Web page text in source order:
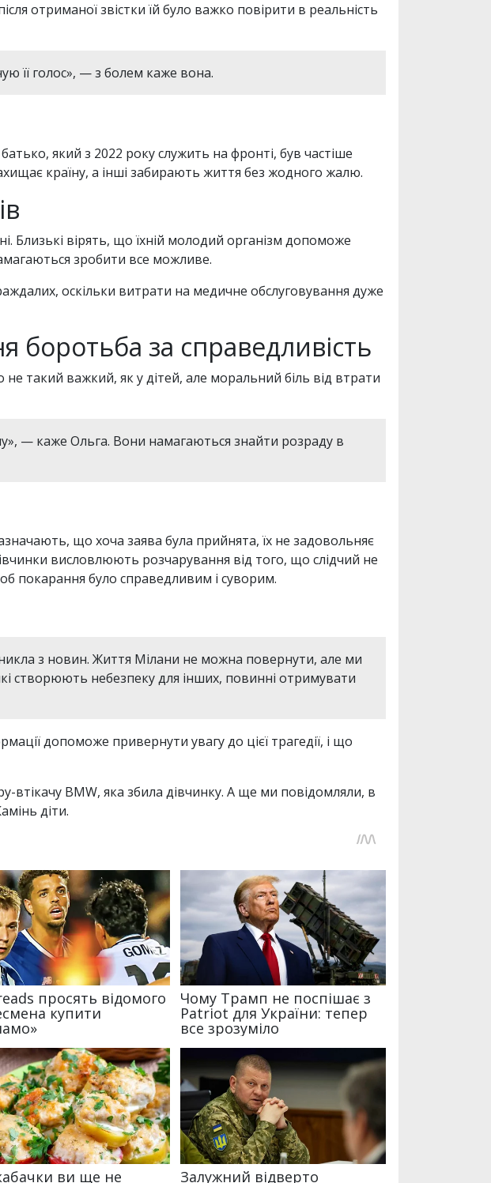
отриманої звістки їй було важко повірити в реальність
її голос», — з болем каже вона.
який з 2022 року служить на фронті, був частіше
країну, а інші забирають життя без жодного жалю.
Близькі вірять, що їхній молодий організм допоможе
зробити все можливе.
оскільки витрати на медичне обслуговування дуже
боротьба за справедливість
такий важкий, як у дітей, але моральний біль від втрати
— каже Ольга. Вони намагаються знайти розраду в
що хоча заява була прийнята, їх не задовольняє
висловлюють розчарування від того, що слідчий не
покарання було справедливим і суворим.
з новин. Життя Мілани не можна повернути, але ми
створюють небезпеку для інших, повинні отримувати
допоможе привернути увагу до цієї трагедії, і що
втікачу BMW, яка збила дівчинку. А ще ми повідомляли, в
діти.